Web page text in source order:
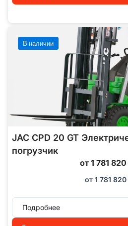
В наличии
JAC CPD 20 GT
погрузчик
от 1 781
от 1 781 820
Подробнее